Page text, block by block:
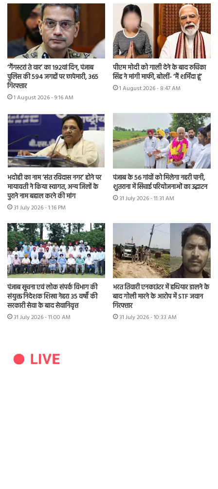
‘गैंगस्टरां ते वार’ का 192वां दिन, पंजाब
पुलिस की 594 जगहों पर छापेमारी, 365
गिरफ्तार
1 August 2026 - 9:16 AM
पीएम मोदी को गाली देने के बाद रुचिका
सिंह ने मांगी माफी, बोलीं- ‘मैं शर्मिंदा हूं’
1 August 2026 - 8:47 AM
भदोही का नाम ‘संत रविदास नगर’ होने पर
मायावती ने किया स्वागत, अन्य जिलों के
पुराने नाम बहाल करने की मांग
31 July 2026 - 1:16 PM
पंजाब के 56 गांवों को मिलेगा नहरी पानी,
शुतराना में सिंचाई परियोजनाओं का उद्घाटन
31 July 2026 - 11:31 AM
पंजाब सूचना एवं लोक संपर्क विभाग की
संयुक्त निदेशक शिखा नेहरा 35 वर्षों की
सरकारी सेवा के बाद सेवानिवृत्त
31 July 2026 - 11:00 AM
भरत तिवारी एनकाउंटर में हथियार डालने के
बाद गोली मारने के आरोप में STF जवान
गिरफ्तार
31 July 2026 - 10:33 AM